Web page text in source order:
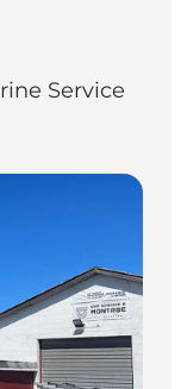
Service